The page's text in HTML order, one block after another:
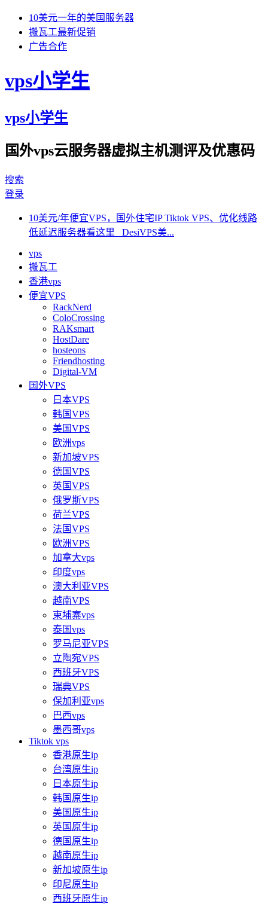
10美元一年的美国服务器
搬瓦工最新促销
广告合作
vps小学生
vps小学生
国外vps云服务器虚拟主机测评及优惠码
搜索
登录
10美元/年便宜VPS，国外住宅IP Tiktok VPS、优化线路
低延迟服务器看这里 DesiVPS美...
vps
搬瓦工
香港vps
便宜VPS
RackNerd
ColoCrossing
RAKsmart
HostDare
hosteons
Friendhosting
Digital-VM
国外VPS
日本VPS
韩国VPS
美国VPS
欧洲vps
新加坡VPS
德国VPS
英国VPS
俄罗斯VPS
荷兰VPS
法国VPS
欧洲VPS
加拿大vps
印度vps
澳大利亚VPS
越南VPS
柬埔寨vps
泰国vps
罗马尼亚VPS
立陶宛VPS
西班牙VPS
瑞典VPS
保加利亚vps
巴西vps
墨西哥vps
Tiktok vps
香港原生ip
台湾原生ip
日本原生ip
韩国原生ip
美国原生ip
英国原生ip
德国原生ip
越南原生ip
新加坡原生ip
印尼原生ip
西班牙原生ip